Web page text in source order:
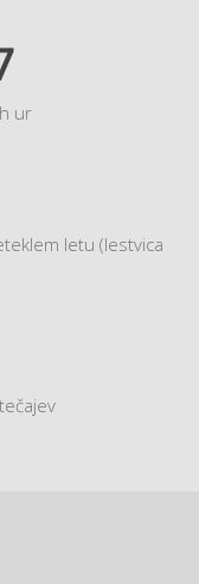
ur
letu (lestvica